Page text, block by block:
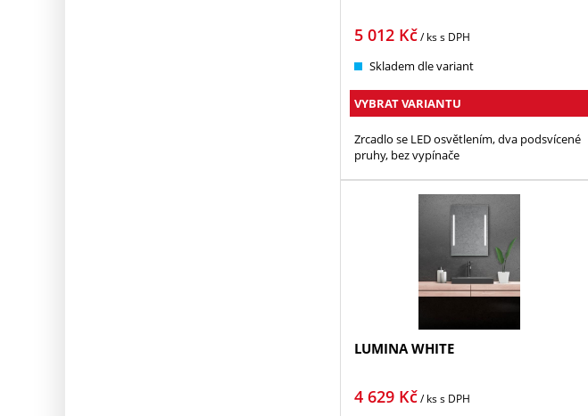
5 012Kč/ kss DPH
Skladem dle variant
VYBRAT VARIANTU
Zrcadlo se LED osvětlením, dva podsvícené
pruhy, bez vypínače
LUMINA WHITE
4 629Kč/ kss DPH